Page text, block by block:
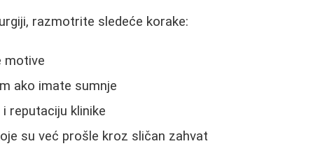
razmotrite sledeće korake:
motive
ako imate sumnje
reputaciju klinike
su već prošle kroz sličan zahvat